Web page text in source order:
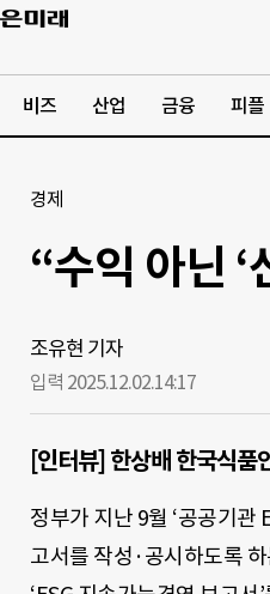
비즈 산업 금융 피플
경제
“수익 아닌
조유현 기자
입력 2025.12.02.14:17
[인터뷰] 한상배 한국식품
정부가 지난 9월 ‘공공기관
고서를 작성·공시하도록